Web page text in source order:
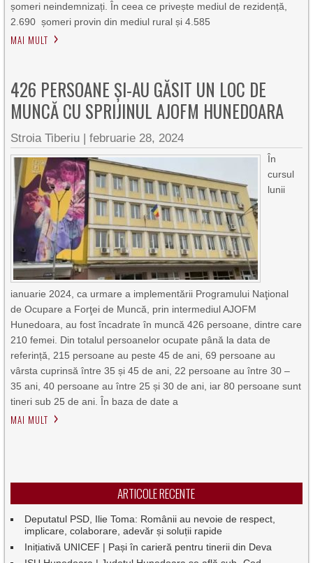
șomeri neindemnizați. În ceea ce privește mediul de rezidență,
2.690 șomeri provin din mediul rural și 4.585
MAI MULT
426 PERSOANE ŞI-AU GĂSIT UN LOC DE
MUNCĂ CU SPRIJINUL AJOFM HUNEDOARA
Stroia Tiberiu |februarie 28, 2024
În
cursul
lunii
ianuarie 2024, ca urmare a implementării Programului Naţional
de Ocupare a Forţei de Muncă, prin intermediul AJOFM
Hunedoara, au fost încadrate în muncă 426 persoane, dintre care
210 femei. Din totalul persoanelor ocupate până la data de
referință, 215 persoane au peste 45 de ani, 69 persoane au
vârsta cuprinsă între 35 și 45 de ani, 22 persoane au între 30 –
35 ani, 40 persoane au între 25 și 30 de ani, iar 80 persoane sunt
tineri sub 25 de ani. În baza de date a
MAI MULT
ARTICOLE RECENTE
Deputatul PSD, Ilie Toma: Românii au nevoie de respect,
implicare, colaborare, adevăr și soluții rapide
Inițiativă UNICEF | Pași în carieră pentru tinerii din Deva